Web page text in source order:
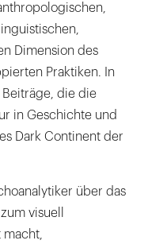
Dimension des
Praktiken. In
die die
in Geschichte und
Dark Continent der
über das
visuell